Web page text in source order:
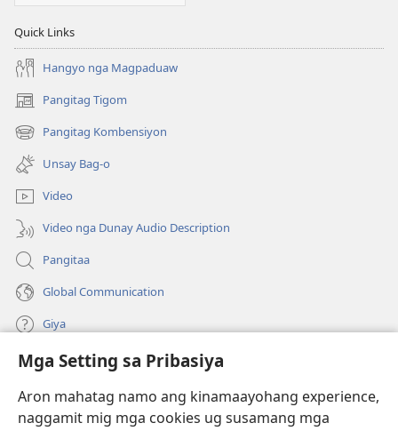
Mga Setting sa Pribasiya
Aron mahatag namo ang kinamaayohang experience,
naggamit mig mga cookies ug susamang mga
Quick Links
Hangyo nga Magpaduaw
Pangitag Tigom
(mo-
open
ug
bag-
ong
window)
Pangitag Kombensiyon
(mo-
open
ug
bag-
ong
window)
Unsay Bag-o
Video
Video nga Dunay Audio Description
Pangitaa
Global Communication
Giya
Donasyon
(mo-
open
bag-
Watchtower ONLINE NGA LIBRARYA
(mo-